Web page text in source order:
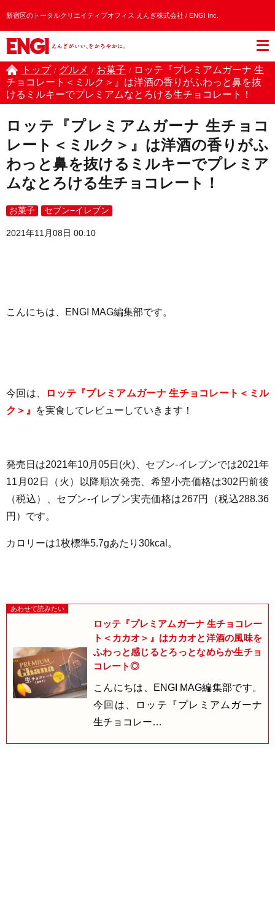
新宿区のトータルクリエイティブオフィス えんぎ株式会社 / ENGI Inc.
トップ / グルメ / お菓子 /
ロッテ『プレミアムガーナ 生
チョコレート＜ミルク＞』は洋酒の香りがふわっと鼻を抜
けるミルキーでプレミアムなとろける生チョコレート！
ロッテ『プレミアムガーナ 生チョコ
レート＜ミルク＞』は洋酒の香りがふ
わっと鼻を抜けるミルキーでプレミア
ムなとろける生チョコレート！
お菓子 セブン−イレブン
2021年11月08日 00:10
こんにちは、ENGI MAG編集部です。
今回は、
ロッテ『プレミアムガーナ 生チョコレート＜ミル
ク＞』
を実食してレビューしていきます！
発売日は2021年10月05日(火) 、セブン-イレブンでは2021年
11月02日（火）以降順次発売、 希望小売価格は302円前後
（税込）、セブン-イレブン実売価格は267円（税込288.36
円） です。
カロリーは1枚標準5.7gあたり30kcal 。
ロッテ『プレミアムガーナ 生チョコレー
ト＜カカオ＞』はカカオと洋酒の風味を
ふわっと感じるとろっとなめらか生チョ
コレート◎
こんにちは、ENGI MAG編集部です。
今回は、ロッテ『プレミアムガーナ
生チョコレー…